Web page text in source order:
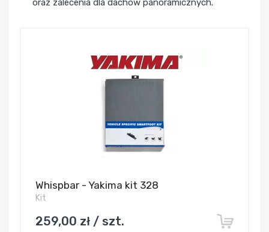
oraz zalecenia dla dachów panoramicznych.
Whispbar - Yakima kit 328
Kit
259,00 zł / szt.